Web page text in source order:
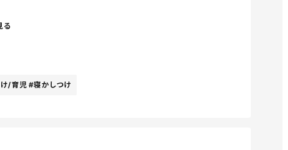
……いいわあ。笑
い、が吉でしょう🥹
る
け/育児 #寝かしつけ